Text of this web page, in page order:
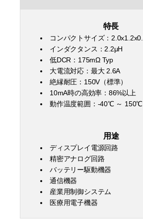
特長
コンパクトサイズ：
インダクタンス：2.2μH
低DCR：175mΩ Typ
大電流対応：最大 2.6A
絶縁耐圧：150V（標準）
10mA時の高効率：86%以上
動作温度範囲：-40℃ ～ 150℃
用途
ディスプレイ電源回路
精密アナログ回路
バッテリー駆動機器
通信機器
産業用制御システム
医療用電子機器